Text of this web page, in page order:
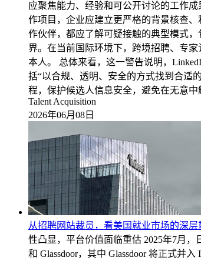
应聚焦能力、经验和可公开讨论的工作
作项目，企业应建立更严格的背景核查
作伙伴，都应了解可疑接触的典型模式
界。在当前国际环境下，跨境招聘、专
本人。 总体来看，这一警告说明，
括“以合规、透明、安全的方式找到合适
程，保护候选人信息安全，避免在无意中
Talent Acquisition
2026年06月08日
从招聘网站裁员，看美国就业市场的深
性凸显，平台价值面临重估 2025年7月，
和 Glassdoor，其中 Glassdoor 将正式并